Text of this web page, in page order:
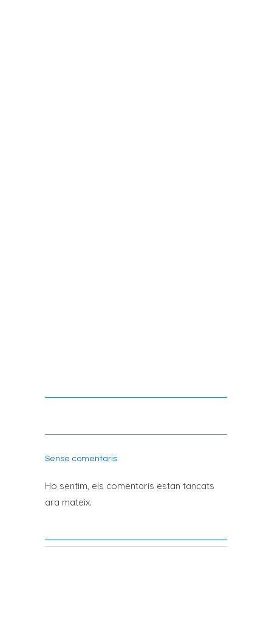
Sense comentaris
Ho sentim, els comentaris estan tancats
ara mateix.